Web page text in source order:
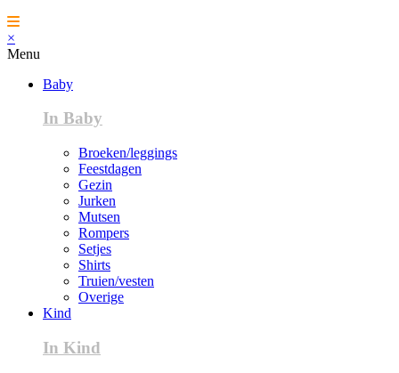
×
Menu
Baby
In Baby
Broeken/leggings
Feestdagen
Gezin
Jurken
Mutsen
Rompers
Setjes
Shirts
Truien/vesten
Overige
Kind
In Kind